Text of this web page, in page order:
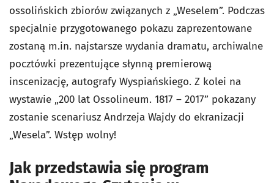
ossolińskich zbiorów związanych z „Weselem”. Podczas
specjalnie przygotowanego pokazu zaprezentowane
zostaną m.in. najstarsze wydania dramatu, archiwalne
pocztówki prezentujące słynną premierową
inscenizację, autografy Wyspiańskiego. Z kolei na
wystawie „200 lat Ossolineum. 1817 – 2017” pokazany
zostanie scenariusz Andrzeja Wajdy do ekranizacji
„Wesela”. Wstęp wolny!
Jak przedstawia się program